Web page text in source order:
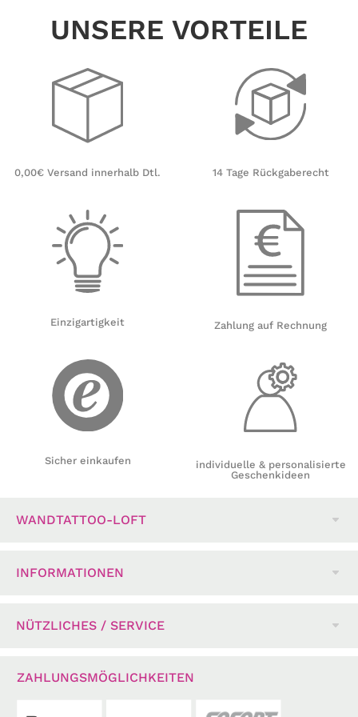
UNSERE VORTEILE
0,00€ Versand innerhalb Dtl.
Einzigartigkeit
Sicher einkaufen
14 Tage Rückgaberecht
Zahlung auf Rechnung
individuelle & personalisierte
Geschenkideen
WANDTATTOO-LOFT
INFORMATIONEN
NÜTZLICHES / SERVICE
ZAHLUNGSMÖGLICHKEITEN